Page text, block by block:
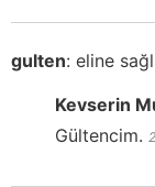
gulten: eline
Kevserin
Gültencim.